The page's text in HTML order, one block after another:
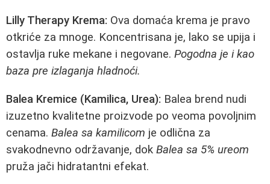
Lilly Therapy Krema: Ova domaća krema je pravo
otkriće za mnoge. Koncentrisana je, lako se upija i
ostavlja ruke mekane i negovane. Pogodna je i kao
baza pre izlaganja hladnoći.
Balea Kremice (Kamilica, Urea): Balea brend nudi
izuzetno kvalitetne proizvode po veoma povoljnim
cenama. Balea sa kamilicom je odlična za
svakodnevno održavanje, dok Balea sa 5% ureom
pruža jači hidratantni efekat.